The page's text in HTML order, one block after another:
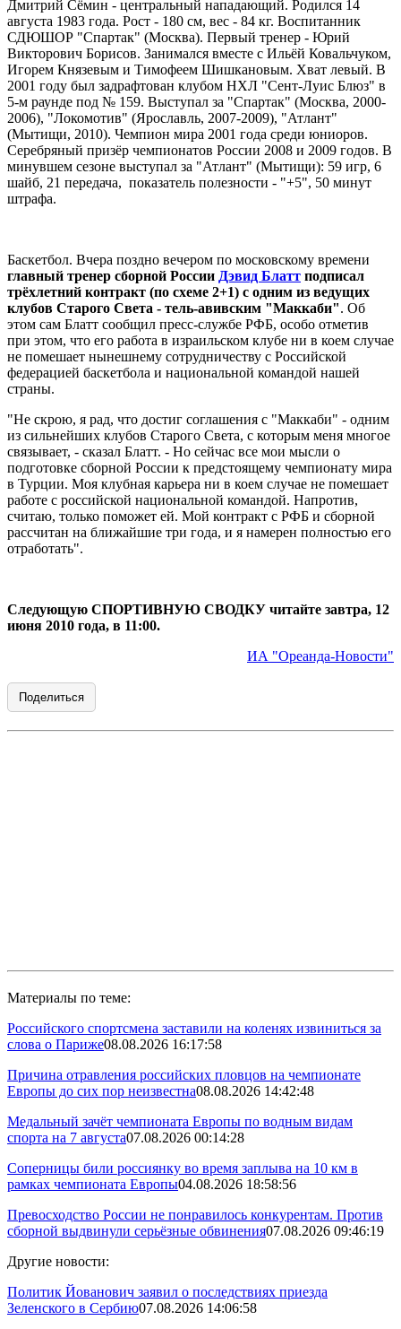
Дмитрий Сёмин - центральный нападающий. Родился 14
августа 1983 года. Рост - 180 см, вес - 84 кг. Воспитанник
СДЮШОР "Спартак" (Москва). Первый тренер - Юрий
Викторович Борисов. Занимался вместе с Ильёй Ковальчуком,
Игорем Князевым и Тимофеем Шишкановым. Хват левый. В
2001 году был задрафтован клубом НХЛ "Сент-Луис Блюз" в
5-м раунде под № 159. Выступал за "Спартак" (Москва, 2000-
2006), "Локомотив" (Ярославль, 2007-2009), "Атлант"
(Мытищи, 2010). Чемпион мира 2001 года среди юниоров.
Серебряный призёр чемпионатов России 2008 и 2009 годов. В
минувшем сезоне выступал за "Атлант" (Мытищи): 59 игр, 6
шайб, 21 передача, показатель полезности - "+5", 50 минут
штрафа.
Баскетбол. Вчера поздно вечером по московскому времени
главный тренер сборной России Дэвид Блатт подписал
трёхлетний контракт (по схеме 2+1) с одним из ведущих
клубов Старого Света - тель-авивским "Маккаби". Об
этом сам Блатт сообщил пресс-службе РФБ, особо отметив
при этом, что его работа в израильском клубе ни в коем случае
не помешает нынешнему сотрудничеству с Российской
федерацией баскетбола и национальной командой нашей
страны.
"Не скрою, я рад, что достиг соглашения с "Маккаби" - одним
из сильнейших клубов Старого Света, с которым меня многое
связывает, - сказал Блатт. - Но сейчас все мои мысли о
подготовке сборной России к предстоящему чемпионату мира
в Турции. Моя клубная карьера ни в коем случае не помешает
работе с российской национальной командой. Напротив,
считаю, только поможет ей. Мой контракт с РФБ и сборной
рассчитан на ближайшие три года, и я намерен полностью его
отработать".
Следующую СПОРТИВНУЮ СВОДКУ читайте завтра, 12
июня 2010 года, в 11:00.
ИА "Ореанда-Новости"
Поделиться
Материалы по теме:
Российского спортсмена заставили на коленях извиниться за
слова о Париже08.08.2026 16:17:58
Причина отравления российских пловцов на чемпионате
Европы до сих пор неизвестна08.08.2026 14:42:48
Медальный зачёт чемпионата Европы по водным видам
спорта на 7 августа07.08.2026 00:14:28
Соперницы били россиянку во время заплыва на 10 км в
рамках чемпионата Европы04.08.2026 18:58:56
Превосходство России не понравилось конкурентам. Против
сборной выдвинули серьёзные обвинения07.08.2026 09:46:19
Другие новости:
Политик Йованович заявил о последствиях приезда
Зеленского в Сербию07.08.2026 14:06:58